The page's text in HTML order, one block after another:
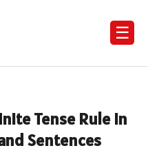
☰
Tense Rule in
Sentences